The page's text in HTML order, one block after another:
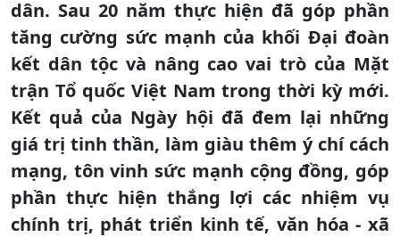
dân. Sau 20 năm thực hiện đã góp phần
tăng cường sức mạnh của khối Đại đoàn
kết dân tộc và nâng cao vai trò của Mặt
trận Tổ quốc Việt Nam trong thời kỳ mới.
Kết quả của Ngày hội đã đem lại những
giá trị tinh thần, làm giàu thêm ý chí cách
mạng, tôn vinh sức mạnh cộng đồng, góp
phần thực hiện thắng lợi các nhiệm vụ
chính trị, phát triển kinh tế, văn hóa - xã